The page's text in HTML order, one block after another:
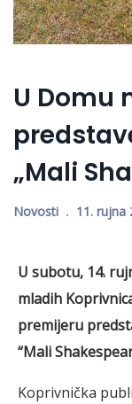
U Domu
„Mali
Novosti 11. rujna
U subotu, 14.
mladih
premijeru
“Mali
Koprivnička